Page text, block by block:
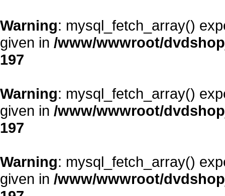
Warning: mysql_fetch_array()
given in /www/wwwroot/
197
Warning: mysql_fetch_array()
given in /www/wwwroot/
197
Warning: mysql_fetch_array()
given in /www/wwwroot/